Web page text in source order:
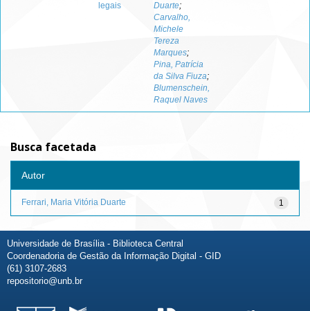
legais
Duarte;
Carvalho,
Michele
Tereza
Marques;
Pina, Patrícia
da Silva Fiuza;
Blumenschein,
Raquel Naves
Busca facetada
Autor
1
Ferrari, Maria Vitória Duarte
Universidade de Brasília - Biblioteca Central
Coordenadoria de Gestão da Informação Digital - GID
(61) 3107-2683
repositorio@unb.br